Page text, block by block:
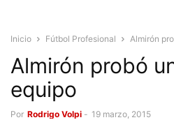
Inicio Fútbol Profesional Almirón
Almirón probó
equipo
Por Rodrigo Volpi - 19 marzo, 2015